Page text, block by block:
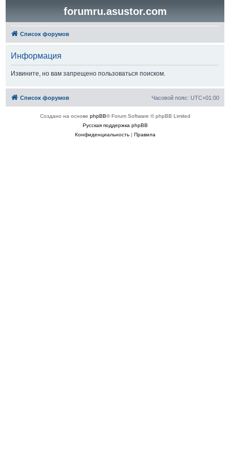
forumru.asustor.com
Список форумов
Информация
Извините, но вам запрещено пользоваться поиском.
Список форумов Часовой пояс: UTC+01:00
Создано на основе phpBB® Forum Software © phpBB Limited
Русская поддержка phpBB
Конфиденциальность| Правила